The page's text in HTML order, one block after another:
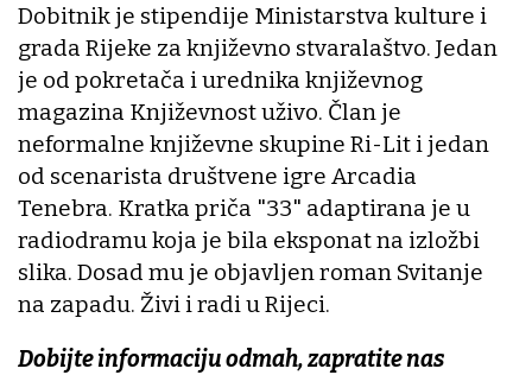
Dobitnik je stipendije Ministarstva kulture i
grada Rijeke za književno stvaralaštvo. Jedan
je od pokretača i urednika književnog
magazina Književnost uživo. Član je
neformalne književne skupine Ri-Lit i jedan
od scenarista društvene igre Arcadia
Tenebra. Kratka priča "33" adaptirana je u
radiodramu koja je bila eksponat na izložbi
slika. Dosad mu je objavljen roman Svitanje
na zapadu. Živi i radi u Rijeci.
Dobijte informaciju odmah, zapratite nas